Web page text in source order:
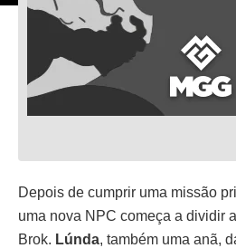
Depois de cumprir uma missão
uma nova NPC começa a dividir
Brok. Lúnda, também uma anã,